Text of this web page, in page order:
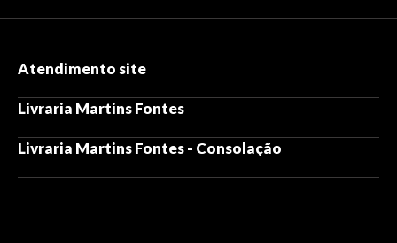
Atendimento site
Livraria Martins Fontes
Livraria Martins Fontes - Consolação